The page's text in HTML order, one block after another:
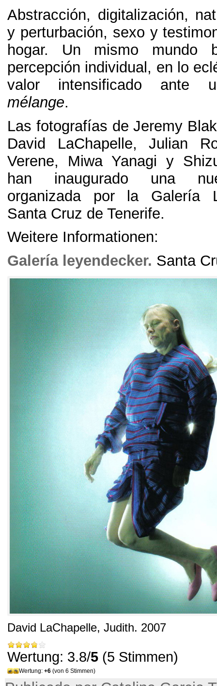
Abstracción, digitalización,
y perturbación, sexo y
hogar. Un mismo mundo
percepción individual , en lo
valor intensificado ante
mélange.
Las fotografías de Jeremy
David LaChapelle, Julian
Verene, Miwa Yanagi y
han inaugurado una
organizada por la Galería
Santa Cruz de Tenerife.
Weitere Informationen:
Galería leyendecker. Santa
David LaChapelle, Judith. 2007
Wertung: 3.8/5 (5 Stimmen)
Wertung: +6 (von 6 Stimmen)